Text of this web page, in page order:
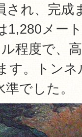
され、完成
1,280メー
程度で、
す。トン
でした。